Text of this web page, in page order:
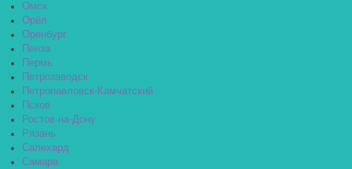
Омск
Орёл
Оренбург
Пенза
Пермь
Петрозаводск
Петропавловск-Камчатский
Псков
Ростов-на-Дону
Рязань
Салехард
Самара